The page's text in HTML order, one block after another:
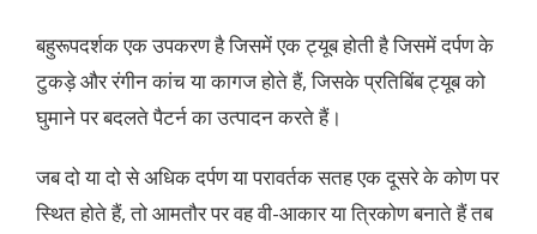
बहुरूपदर्शक एक उपकरण है जिसमें एक ट्यूब होती है जिसमें दर्पण के
टुकड़े और रंगीन कांच या कागज होते हैं, जिसके प्रतिबिंब ट्यूब को
घुमाने पर बदलते पैटर्न का उत्पादन करते हैं।
जब दो या दो से अधिक दर्पण या परावर्तक सतह एक दूसरे के कोण पर
स्थित होते हैं, तो आमतौर पर वह वी-आकार या त्रिकोण बनाते हैं तब